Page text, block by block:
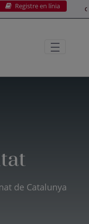
Registre en línia
de Catalunya